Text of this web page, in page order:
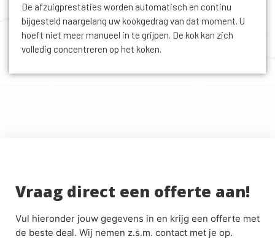
De afzuigprestaties worden automatisch en continu
bijgesteld naargelang uw kookgedrag van dat moment. U
hoeft niet meer manueel in te grijpen. De kok kan zich
volledig concentreren op het koken.
Vraag direct een offerte aan!
Vul hieronder jouw gegevens in en krijg een offerte met
de beste deal. Wij nemen z.s.m. contact met je op.